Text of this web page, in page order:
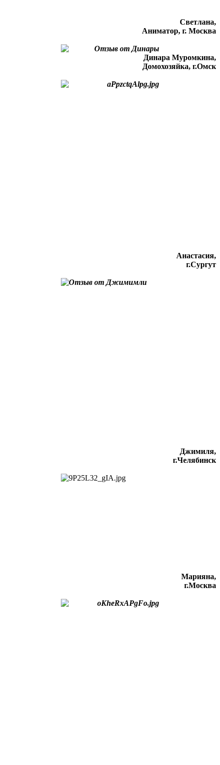
Светлана,
Аниматор, г. Москва
Динара Муромкина,
Домохозяйка, г.Омск
Анастасия,
г.Сургут
Джимиля,
г.Челябинск
Марияна,
г.Москва